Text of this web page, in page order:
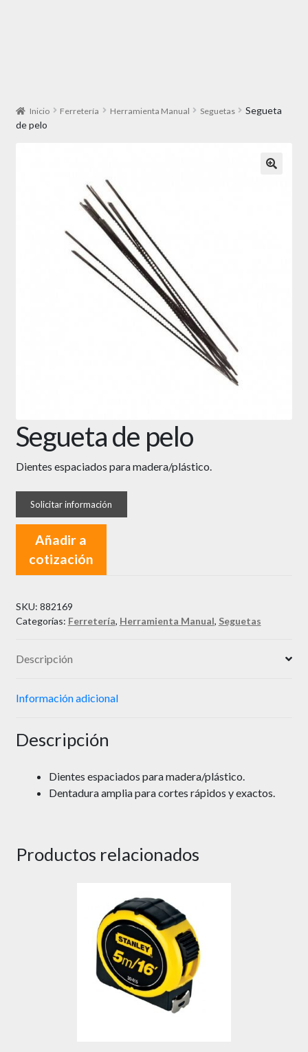
Inicio Ferretería Herramienta Manual Seguetas
Segueta
de pelo
Segueta de pelo
Dientes espaciados para madera/plástico.
Añadir a
cotización
SKU: 882169
Categorías: Ferretería, Herramienta Manual, Seguetas
Descripción
Información adicional
Descripción
Dientes espaciados para madera/plástico.
Dentadura amplia para cortes rápidos y exactos.
Productos relacionados